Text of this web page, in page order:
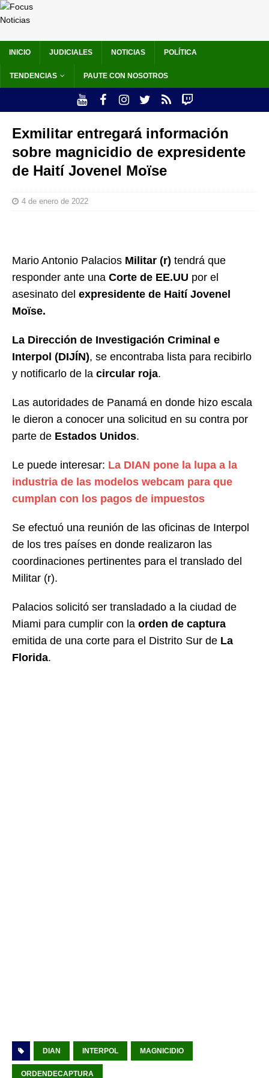
INICIO JUDICIALES NOTICIAS POLÍTICA
TENDENCIAS PAUTE CON NOSOTROS
Exmilitar entregará información
sobre magnicidio de expresidente
de Haití Jovenel Moïse
4 de enero de 2022
Mario Antonio Palacios Militar (r) tendrá que
responder ante una Corte de EE.UU por el
asesinato del expresidente de Haití Jovenel
Moïse.
La Dirección de Investigación Criminal e
Interpol (DIJÍN), se encontraba lista para recibirlo
y notificarlo de la circular roja.
Las autoridades de Panamá en donde hizo escala
le dieron a conocer una solicitud en su contra por
parte de Estados Unidos.
Le puede interesar: La DIAN pone la lupa a la
industria de las modelos webcam para que
cumplan con los pagos de impuestos
Se efectuó una reunión de las oficinas de Interpol
de los tres países en donde realizaron las
coordinaciones pertinentes para el translado del
Militar (r).
Palacios solicitó ser transladado a la ciudad de
Miami para cumplir con la orden de captura
emitida de una corte para el Distrito Sur de La
Florida.
DIAN INTERPOL MAGNICIDIO
ORDENDECAPTURA